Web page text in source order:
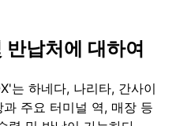
납처에 대하여
는 하네다, 나리타, 간사이
주요 터미널 역, 매장 등